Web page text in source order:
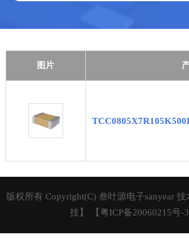
图片
版权所有 Copyright(C) 叁叶源电子sanyear
技】
【粤ICP备20060215号-3